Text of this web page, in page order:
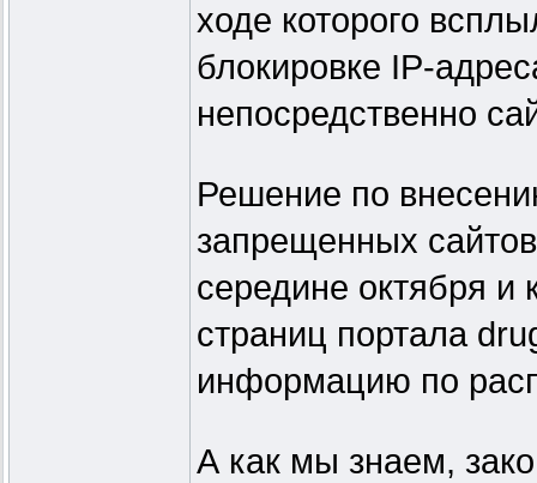
ходе которого
блокировке IP-
непосредственно
Решение по
запрещенных
середине октября и
страниц портала
информацию по
А как мы знаем,